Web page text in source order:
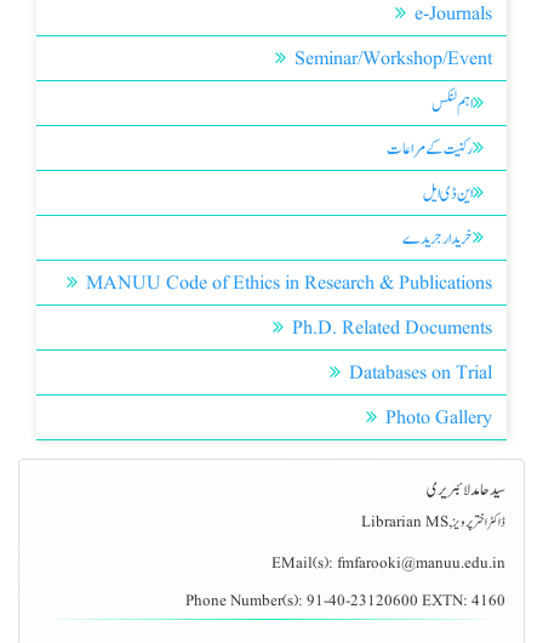
e-Journals
Seminar/Workshop/Event
اہم لنکس
رکنیت کے مراعات
این ڈی ایل
خریدار جریدے
MANUU Code of Ethics in Research & Publications
Ph.D. Related Documents
Databases on Trial
Photo Gallery
سید حامد لائبریری
ڈاکٹر اختر پرویز, Librarian MS
EMail(s): fmfarooki@manuu.edu.in
Phone Number(s): 91-40-23120600 EXTN: 4160